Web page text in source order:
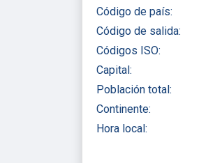
Código de país:
Código de salida:
Códigos ISO:
Capital:
Población total:
Continente:
Hora local: